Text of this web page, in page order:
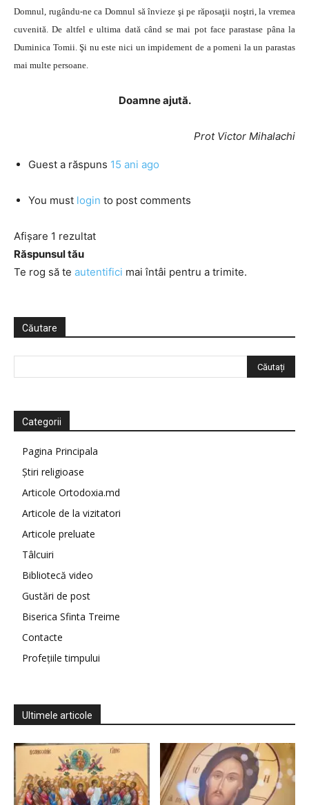
Domnul, rugându-ne ca Domnul să învieze şi pe răposaţii noştri, la vremea
cuvenită. De altfel e ultima dată când se mai pot face parastase pâna la
Duminica Tomii. Şi nu este nici un impidement de a pomeni la un parastas
mai multe persoane.
Doamne ajută.
Prot Victor Mihalachi
Guest a răspuns 15 ani ago
You must login to post comments
Afișare 1 rezultat
Răspunsul tău
Te rog să te autentifici mai întâi pentru a trimite.
Căutare
Categorii
Pagina Principala
Știri religioase
Articole Ortodoxia.md
Articole de la vizitatori
Articole preluate
Tâlcuiri
Bibliotecă video
Gustări de post
Biserica Sfinta Treime
Contacte
Profețiile timpului
Ultimele articole